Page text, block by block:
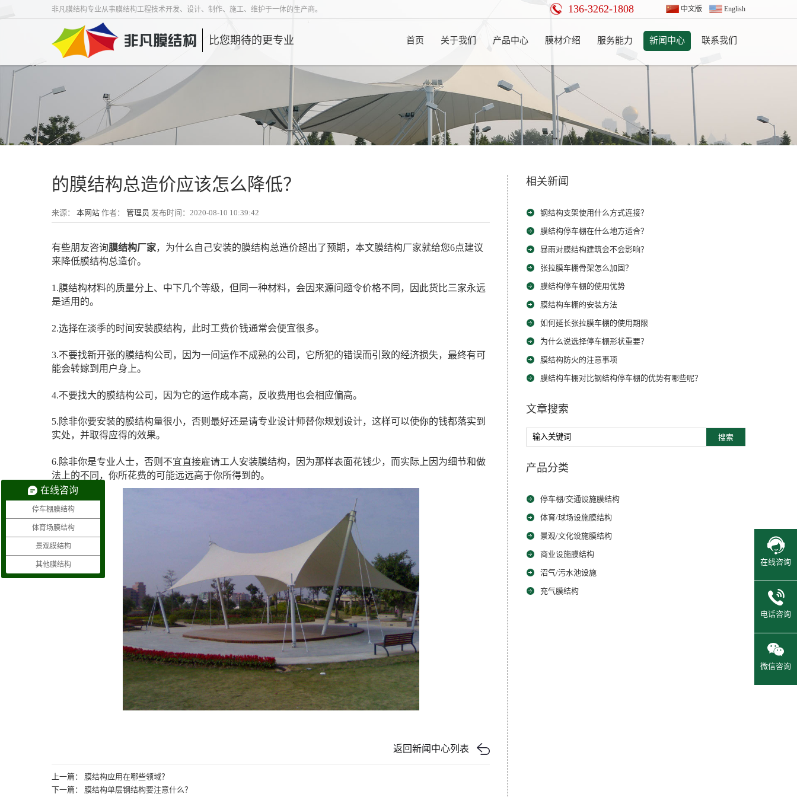
非凡膜结构专业从事膜结构工程技术开发、设计、制作、施工、维护于一体的生产商。 136-3262-1808 中文版 English
比您期待的更专业 首页 关于我们 产品中心 膜材介绍 服务能力 新闻中心 联系我们
的膜结构总造价应该怎么降低？
来源： 本网站 作者： 管理员 发布时间：2020-08-10 10:39:42
有些朋友咨询膜结构厂家，为什么自己安装的膜结构总造价超出了预期，本文膜结构厂家就给您6点建议
来降低膜结构总造价。
1.膜结构材料的质量分上、中下几个等级，但同一种材料，会因来源问题令价格不同，因此货比三家永远
是适用的。
2.选择在淡季的时间安装膜结构，此时工费价钱通常会便宜很多。
3.不要找新开张的膜结构公司，因为一间运作不成熟的公司，它所犯的错误而引致的经济损失，最终有可
能会转嫁到用户身上。
4.不要找大的膜结构公司，因为它的运作成本高，反收费用也会相应偏高。
5.除非你要安装的膜结构量很小，否则最好还是请专业设计师替你规划设计，这样可以使你的钱都落实到
实处，并取得应得的效果。
6.除非你是专业人士，否则不宜直接雇请工人安装膜结构，因为那样表面花钱少，而实际上因为细节和做
法上的不同，你所花费的可能远远高于你所得到的。
返回新闻中心列表
上一篇： 膜结构应用在哪些领域？
下一篇： 膜结构单层钢结构要注意什么？
相关新闻
钢结构支架使用什么方式连接？
膜结构停车棚在什么地方适合？
暴雨对膜结构建筑会不会影响？
张拉膜车棚骨架怎么加固？
膜结构停车棚的使用优势
膜结构车棚的安装方法
如何延长张拉膜车棚的使用期限
为什么说选择停车棚形状重要？
膜结构防火的注意事项
膜结构车棚对比钢结构停车棚的优势有哪些呢？
文章搜索
搜索
产品分类
停车棚/交通设施膜结构
体育/球场设施膜结构
景观/文化设施膜结构
商业设施膜结构
沼气/污水池设施
充气膜结构
在线咨询
电话咨询
微信咨询
在线咨询
停车棚膜结构
体育场膜结构
景观膜结构
其他膜结构